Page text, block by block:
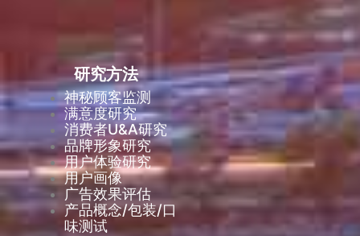
研究方法
神秘顾客监测
满意度研究
消费者U&A研究
品牌形象研究
用户体验研究
用户画像
广告效果评估
产品概念/包装/口
味测试